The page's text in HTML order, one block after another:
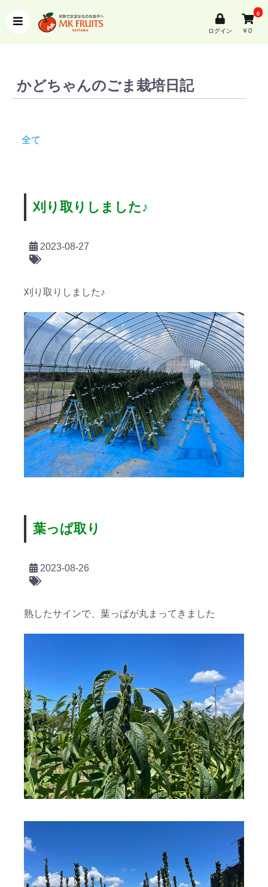
ログイン
0
￥0
かどちゃんのごま栽培日記
全て
刈り取りしました♪
2023-08-27
刈り取りしました♪
葉っぱ取り
2023-08-26
熟したサインで、葉っぱが丸まってきました